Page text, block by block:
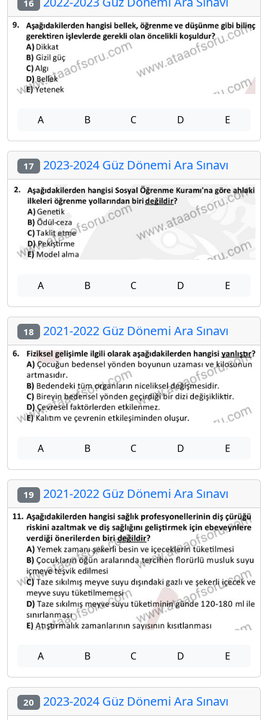
16
A B C D E
17 2023-2024 Güz Dönemi Ara Sınavı
A B C D E
18 2021-2022 Güz Dönemi Ara Sınavı
A B C D E
19 2021-2022 Güz Dönemi Ara Sınavı
A B C D E
20 2023-2024 Güz Dönemi Ara Sınavı